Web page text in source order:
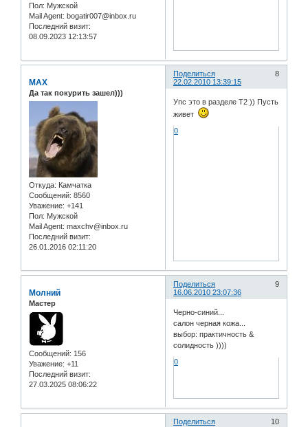
Пол: Мужской
Mail Agent: bogatir007@inbox.ru
Последний визит:
08.09.2023 12:13:57
Поделиться
8
22.02.2010 13:39:15
MAX
Да так покурить зашел)))
Откуда: Камчатка
Сообщений: 8560
Уважение: +141
Пол: Мужской
Mail Agent: maxchv@inbox.ru
Последний визит:
26.01.2016 02:11:20
Упс это в разделе Т2 )) Пусть
живет
0
Поделиться
9
16.06.2010 23:07:36
Молний
Мастер
Сообщений: 156
Уважение: +11
Последний визит:
27.03.2025 08:06:22
Черно-синий...
салон черная кожа...
выбор: практичность &
солидность ))))
0
Поделиться
10